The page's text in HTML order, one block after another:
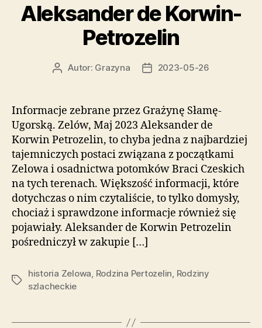
Aleksander de Korwin-
Petrozelin
AutorAutor: Grazyna
Data2023-05-26
Informacje zebrane przez Grażynę Słamę-
Ugorską. Zelów, Maj 2023 Aleksander de
Korwin Petrozelin, to chyba jedna z najbardziej
tajemniczych postaci związana z początkami
Zelowa i osadnictwa potomków Braci Czeskich
na tych terenach. Większość informacji, które
dotychczas o nim czytaliście, to tylko domysły,
chociaż i sprawdzone informacje również się
pojawiały. Aleksander de Korwin Petrozelin
pośredniczył w zakupie […]
Tagi
historia Zelowa, Rodzina Pertozelin, Rodziny
szlacheckie